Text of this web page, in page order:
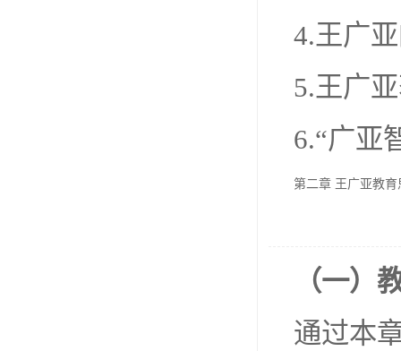
4.王广
5.王广
6.“广亚
第二章 王广亚教
（一）
通过本